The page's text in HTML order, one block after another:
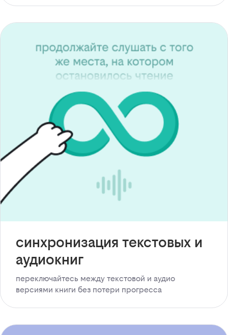
синхронизация текстовых и
аудиокниг
переключайтесь между текстовой и аудио
версиями книги без потери прогресса